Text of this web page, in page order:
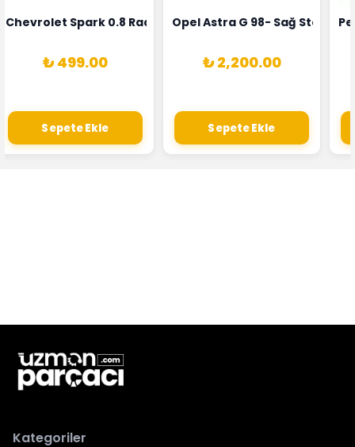
1628HN-0258010081
Alternatörü Valeo Marka 05E903018G
Chevrolet Spark 0.8 Radyatör Üst Hortumu Rapro Marka
₺ 499.00
Sepete Ekle
Opel Astra G 98- Sağ Stop
₺ 2,200.00
Sepete Ekle
Kategoriler